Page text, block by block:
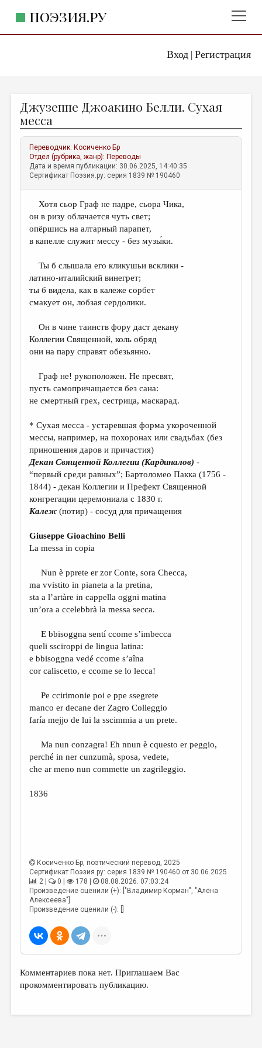
Вход| Регистрация
ПОЭЗИЯ.РУ
ЖАНРЫ
АВТОРЫ
КОММЕНТАРИИ
ЛИТСАЛОН
ПРАВИЛА САЙТА
ОТДЕЛЫ И РУБРИКИ
ДАЙДЖЕСТ
ПРОИЗВЕДЕНИЯ
КОНКУРСЫ
КНИЖНАЯ ПОЛКА
ОБЗОР ЛИТЕРАТУРЫ
СТРАНИЦЫ ПАМЯТИ
ОБЪЯВЛЕНИЯ
КОЛОНКА РЕДАКТОРА
РЕДКОЛЛЕГИЯ
ОТ РЕДАКЦИИ
ЭССЕИСТИКА
ЛИТЕРАТУРОВЕДЕНИЕ
КУЛЬТУРОВЕДЕНИЕ
ПУБЛИЦИСТИКА
РЕЦЕНЗИРОВАНИЕ
ЦИКЛЫ ПУБЛИКАЦИЙ
ТРЕДИАКОВСКИЙ
МЕДИА
ВКОНТАКТЕ
Джузеппе Джоакино Белли. Сухая
месса
Переводчик: Косиченко Бр
Отдел (рубрика, жанр): Переводы
Дата и время публикации: 30.06.2025, 14:40:35
Сертификат Поэзия.ру: серия 1839 № 190460
Хотя сьор Граф не падре, сьора Чика,
он в ризу облачается чуть свет;
опёршись на алтарный парапет,
в капелле служит мессу - без музы́ки.
Ты б слышала его кликушьи всклики -
латино-италийский винегрет;
ты б видела, как в калеже сорбет
смакует он, лобзая сердолики.
Он в чине таинств фору даст декану
Коллегии Священной, коль обряд
они на пару справят обезьянно.
Граф не! рукоположен. Не пресвят,
пусть самопричащается без сана:
не смертный грех, сестрица, маскарад.
* Сухая месса - устаревшая форма укороченной
мессы, например, на похоронах или свадьбах (без
приношения даров и причастия)
Декан Священной Коллегии (Кардиналов)-
“первый среди равных”; Бартоломео Пакка (1756 -
1844) - декан Коллегии и Префект Священной
конгрегации церемониала с 1830 г.
Калеж (потир) - сосуд для причащения
Giuseppe Gioachino Belli
La messa in copia
Nun è pprete er zor Conte, sora Checca,
ma vvistito in pianeta a la pretina,
sta a l’artàre in cappella oggni matina
un’ora a ccelebbrà la messa secca.
E bbisoggna sentí ccome s’imbecca
queli ssciroppi de lingua latina:
e bbisoggna vedé ccome s’aîna
cor caliscetto, e ccome se lo lecca!
Pe ccirimonie poi e ppe ssegrete
manco er decane der Zagro Colleggio
faría mejjo de lui la sscimmia a un prete.
Ma nun conzagra! Eh nnun è cquesto er peggio,
perché in ner cunzumà, sposa, vedete,
che ar meno nun commette un zagrileggio.
1836
Косиченко Бр, поэтический перевод, 2025
Сертификат Поэзия.ру: серия 1839 № 190460 от 30.06.2025
2 |
0 | 178 |
08.08.2026. 07:03:24
Произведение оценили (+): ["Владимир Корман", "Алёна
Алексеева"]
Произведение оценили (-): []
Комментариев пока нет. Приглашаем Вас
прокомментировать публикацию.